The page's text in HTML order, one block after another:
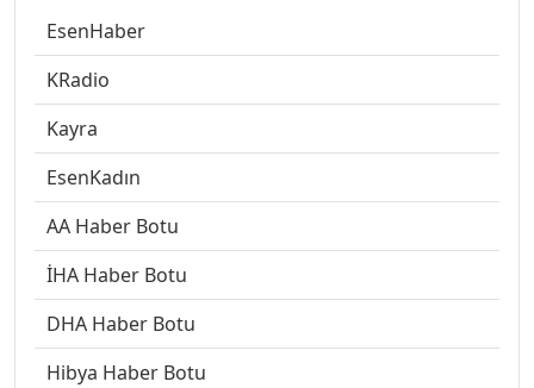
EsenHaber
KRadio
Kayra
EsenKadın
AA Haber Botu
İHA Haber Botu
DHA Haber Botu
Hibya Haber Botu